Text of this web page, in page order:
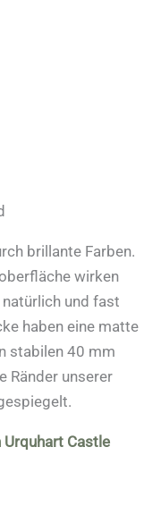
brillante Farben.
wirken
und fast
haben eine matte
stabilen 40 mm
Ränder unserer
Castle